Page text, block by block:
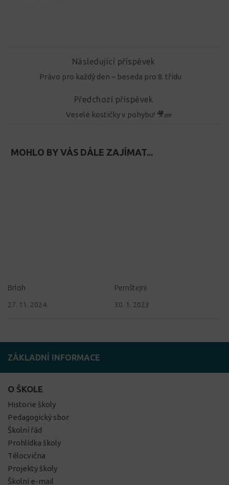
Následující příspěvek
Právo pro každý den – beseda pro 8. třídu
Předchozí příspěvek
Veselé kostičky v pohybu! 🎥🧱
MOHLO BY VÁS DÁLE ZAJÍMAT...
Brloh
27. 11. 2024
Pernštejni
30. 1. 2023
ZÁKLADNÍ INFORMACE
O ŠKOLE
Historie školy
Pedagogický sbor
Školní řád
Prohlídka školy
Tělocvična
Projekty školy
Školní e-mail